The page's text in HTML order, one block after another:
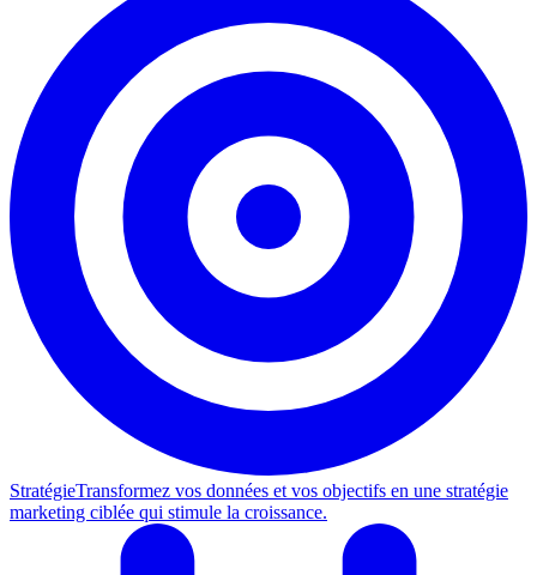
StratégieTransformez vos données et vos objectifs en une stratégie
marketing ciblée qui stimule la croissance.